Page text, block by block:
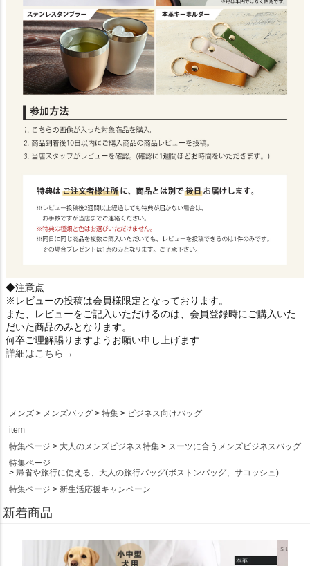
◆注意点
※レビューの投稿は会員様限定となっております。
また、レビューをご記入いただけるのは、会員登録時にご購入いた
だいた商品のみとなります。
何卒ご理解賜りますようお願い申し上げます
詳細はこちら→
メンズ メンズバッグ 特集
ビジネス向けバッグ
item
特集ページ
大人のメンズビジネス特集
スーツに合うメンズビジネスバッグ
特集ページ
帰省や旅行に使える、大人の旅行バッグ(ボストンバッグ、サコッシュ)
特集ページ
新生活応援キャンペーン
新着商品